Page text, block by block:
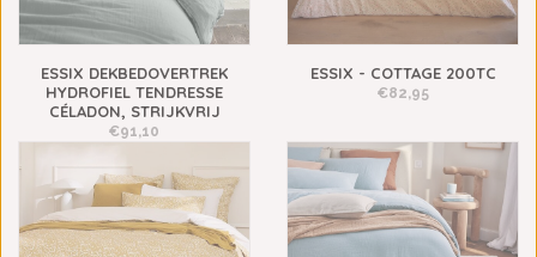
ESSIX DEKBEDOVERTREK
HYDROFIEL TENDRESSE
CÉLADON, STRIJKVRIJ
€91,10
ESSIX - COTTAGE 200TC
€82,95